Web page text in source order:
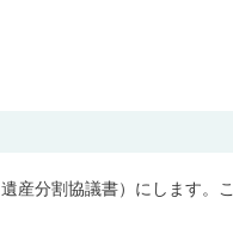
産分割協議書）にします。こ